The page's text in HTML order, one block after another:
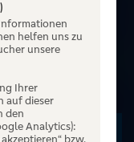
Märchen
faules, ein
Wolf
helfen uns zu
unsere
Ihrer
auf dieser
den
Analytics):